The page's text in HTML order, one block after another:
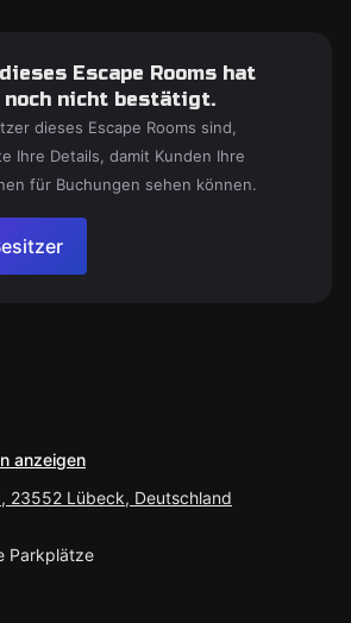
Escape Rooms hat
noch nicht bestätigt.
dieses Escape Rooms sind,
Ihre Details, damit Kunden Ihre
für Buchungen sehen können.
anzeigen
23552 Lübeck, Deutschland
Parkplätze